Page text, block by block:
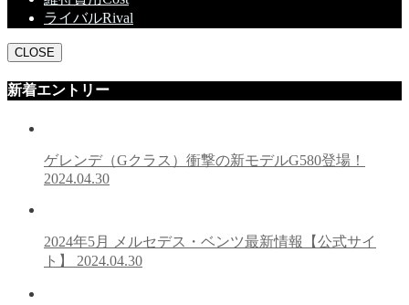
ライバルRival
CLOSE
新着エントリー
ゲレンデ（Gクラス）衝撃の新モデルG580登場！
2024.04.30
2024年5月 メルセデス・ベンツ最新情報【公式サイ
ト】 2024.04.30